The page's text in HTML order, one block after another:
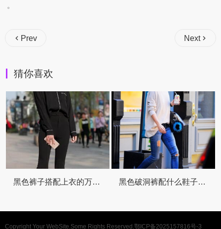
。
Prev Next
猜你喜欢
黑色裤子搭配上衣的万能公式 穿出高级感就这么简单 黑色破洞裤配什么鞋子看这篇就够了时髦又显瘦
Copyright Your WebSite.Some Rights Reserved.鄂ICP备2025157816号-3